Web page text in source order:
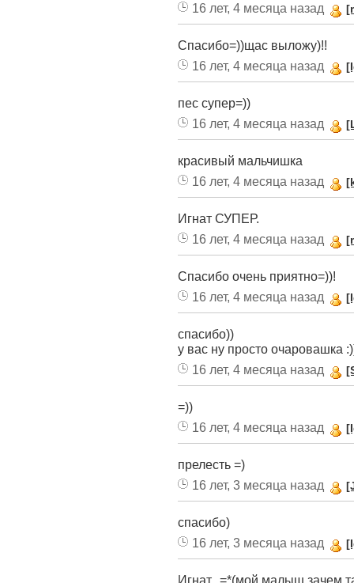
16 лет, 4 месяца назад
Спасибо=))щас выложу)!!
16 лет, 4 месяца назад
пес супер=))
16 лет, 4 месяца назад
красивый мальчишка
16 лет, 4 месяца назад
Игнат СУПЕР.
16 лет, 4 месяца назад
Спасибо очень приятно=))!
16 лет, 4 месяца назад
спасибо))
у вас ну просто очаровашка
16 лет, 4 месяца назад
=))
16 лет, 4 месяца назад
прелесть =)
16 лет, 3 месяца назад
спасибо)
16 лет, 3 месяца назад
Игнат...=*(мой малыш зачем